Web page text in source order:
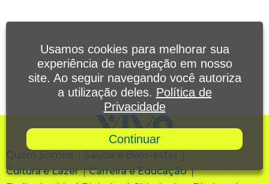
Quem Somos
Saúde e Bem-estar
Cultura e Lazer
Carreira e Educação
Usamos cookies para melhorar sua
experiência de navegação em nosso
site. Ao seguir navegando você autoriza
a utilização deles. Política de
Privacidade
Continuar